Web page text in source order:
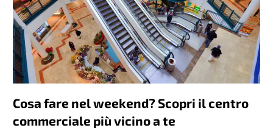
Cosa fare nel weekend? Scopri il centro
commerciale più vicino a te